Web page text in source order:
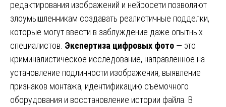
редактирования изображений и нейросети позволяют
злоумышленникам создавать реалистичные подделки,
которые могут ввести в заблуждение даже опытных
специалистов. Экспертиза цифровых фото — это
криминалистическое исследование, направленное на
установление подлинности изображения, выявление
признаков монтажа, идентификацию съёмочного
оборудования и восстановление истории файла. В